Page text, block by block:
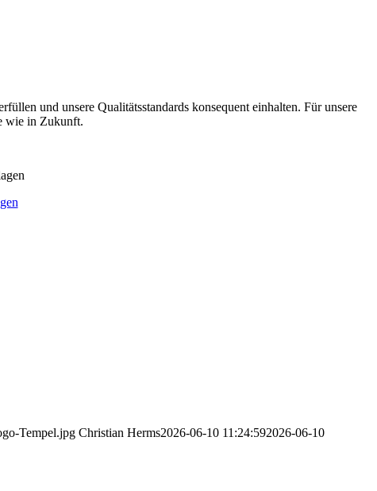
und unsere Qualitätsstandards konsequent einhalten. Für unsere
wie in Zukunft.
Tempel.jpg Christian Herms2026-06-10 11:24:592026-06-10